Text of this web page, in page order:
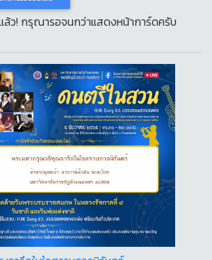
ว! กรุณารอจนกว่าแสดงหน้าการ์ดครับ